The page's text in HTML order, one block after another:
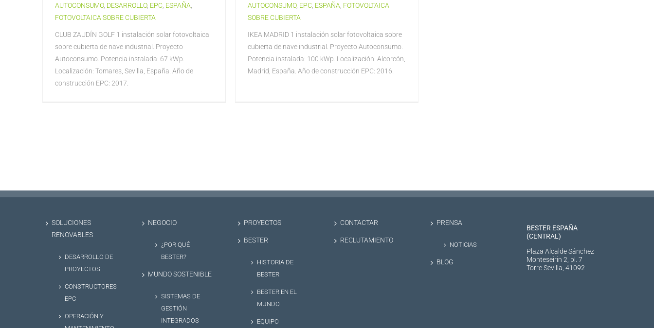
AUTOCONSUMO, DESARROLLO, EPC, ESPAÑA,
FOTOVOLTAICA SOBRE CUBIERTA
CLUB ZAUDÍN GOLF 1 instalación solar fotovoltaica
sobre cubierta de nave industrial. Proyecto
Autoconsumo. Potencia instalada: 67 kWp.
Localización: Tomares, Sevilla, España. Año de
construcción EPC: 2017.
AUTOCONSUMO, EPC, ESPAÑA, FOTOVOLTAICA
SOBRE CUBIERTA
IKEA MADRID 1 instalación solar fotovoltaica sobre
cubierta de nave industrial. Proyecto Autoconsumo.
Potencia instalada: 100 kWp. Localización: Alcorcón,
Madrid, España. Año de construcción EPC: 2016.
SOLUCIONES
RENOVABLES
DESARROLLO DE
PROYECTOS
CONSTRUCTORES
EPC
OPERACIÓN Y
NEGOCIO
¿POR QUÉ
BESTER?
MUNDO SOSTENIBLE
SISTEMAS DE
GESTIÓN
INTEGRADOS
PROYECTOS
BESTER
HISTORIA DE
BESTER
BESTER EN EL
MUNDO
EQUIPO
CONTACTAR
RECLUTAMIENTO
PRENSA
NOTICIAS
BLOG
BESTER ESPAÑA
(CENTRAL)
Plaza Alcalde Sánchez
Monteseirin 2, pl. 7
Torre Sevilla, 41092